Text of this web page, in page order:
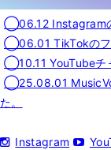
◯06.12 Instagramの
◯06.01 TikTokのフ
◯10.11 YouTubeチ
◯25.08.01
た。
Instagram